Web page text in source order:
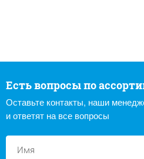
Есть вопросы по
Оставьте контакты, наши
и ответят на все вопросы